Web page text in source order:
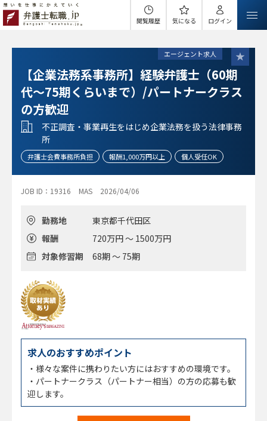
閲覧履歴 気になる ログイン
エージェント求人
【企業法務系事務所】経験弁護士（60期
代～75期くらいまで）/パートナークラス
の方歓迎
不正調査・事業再生をはじめ企業法務を扱う法律事務
所
弁護士会費事務所負担 報酬1,000万円以上 個人受任OK
JOB ID：19316 MAS 2026/04/06
勤務地
東京都千代田区
報酬
720万円 ～ 1500万円
対象修習期
68期 ～ 75期
求人のおすすめポイント
・様々な案件に携わりたい方にはおすすめの環境です。
・パートナークラス（パートナー相当）の方の応募も歓
迎します。